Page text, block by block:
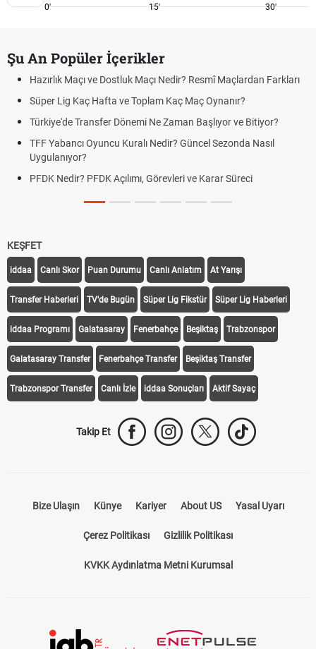
0' 15' 30'
Şu An Popüler İçerikler
Hazırlık Maçı ve Dostluk Maçı Nedir? Resmî Maçlardan Farkları
Süper Lig Kaç Hafta ve Toplam Kaç Maç Oynanır?
Türkiye'de Transfer Dönemi Ne Zaman Başlıyor ve Bitiyor?
TFF Yabancı Oyuncu Kuralı Nedir? Güncel Sezonda Nasıl
Uygulanıyor?
PFDK Nedir? PFDK Açılımı, Görevleri ve Karar Süreci
KEŞFET
iddaa Canlı Skor Puan Durumu Canlı Anlatım At Yarışı
Transfer Haberleri TV'de Bugün Süper Lig Fikstür Süper Lig Haberleri
iddaa Programı Galatasaray Fenerbahçe Beşiktaş Trabzonspor
Galatasaray Transfer Fenerbahçe Transfer Beşiktaş Transfer
Trabzonspor Transfer Canlı İzle iddaa Sonuçları Aktif Sayaç
Takip Et
Bize Ulaşın Künye Kariyer About US Yasal Uyarı
Çerez Politikası Gizlilik Politikası
KVKK Aydınlatma Metni Kurumsal